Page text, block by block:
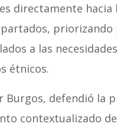
directamente
priorizando
a las
étnicos.
Burgos, defendió la
contextualizado